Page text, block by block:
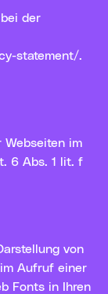
der
statement/.
im
6 Abs. 1 lit. f
von
Aufruf einer
Fonts in Ihren